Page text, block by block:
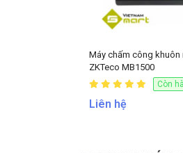
Máy chấm công khuôn
ZKTeco MB1500
Còn
Liên hệ